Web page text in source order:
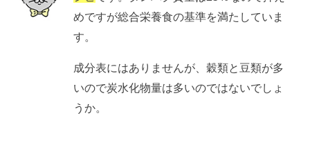
めですが総合栄養食の基準を満たしていま
す。
成分表にはありませんが、穀類と豆類が多
いので炭水化物量は多いのではないでしょ
うか。